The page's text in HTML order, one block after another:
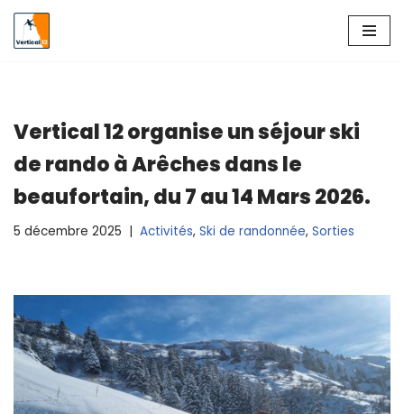
Aller
Vertical 12 organise un séjour ski
de rando à Arêches dans le
beaufortain, du 7 au 14 Mars 2026.
5 décembre 2025 Activités, Ski de randonnée, Sorties